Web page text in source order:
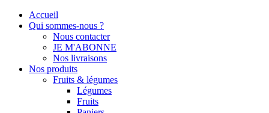
Accueil
Qui sommes-nous ?
Nous contacter
JE M'ABONNE
Nos livraisons
Nos produits
Fruits & légumes
Légumes
Fruits